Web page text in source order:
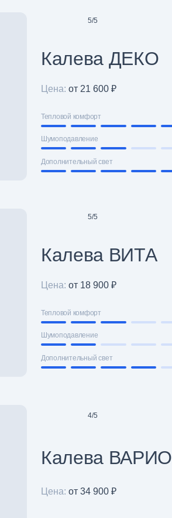
5/5
Калева ДЕКО
Цена: от 21 600 ₽
Тепловой комфорт
Шумоподавление
Дополнительный свет
5/5
Калева ВИТА
Цена: от 18 900 ₽
Тепловой комфорт
Шумоподавление
Дополнительный свет
4/5
Калева ВАРИО
Цена: от 34 900 ₽